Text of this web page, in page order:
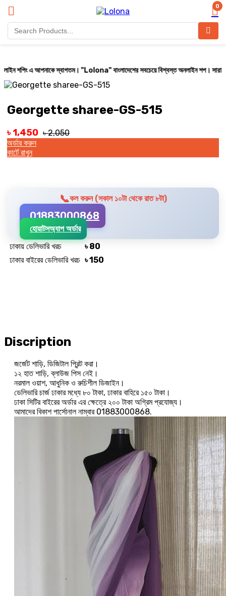
এ আপনাকে স্বাগতম। "Lolona" বাংলাদেশের সবচেয়ে বিশ্বস্ত অনলাইন শপ। সারা
0
Georgette sharee-GS-515
৳ 1,450 ৳ 2,050
অর্ডার করুন
কার্টে রাখুন
📞কল করুন (সকাল ১০টা থেকে রাত ৮টা)
01883000868
হোয়াটসঅ্যাপ অর্ডার
ঢাকায় ডেলিভারি খরচ
৳ 80
ঢাকার বাইরের ডেলিভারি খরচ ৳ 150
Discription
জর্জেট শাড়ি, ডিজিটাল প্রিন্ট করা।
১২ হাত শাড়ি, ব্লাউজ পিস নেই।
নরমাল ওয়াশ, আধুনিক ও রুচিশীল ডিজাইন।
ডেলিভারি চার্জ ঢাকার মধ্যে ৮০ টাকা, ঢাকার বাহিরে ১৫০ টাকা।
ঢাকা সিটির বাইরের অর্ডার এর ক্ষেত্রে ২০০ টাকা অগ্রিম প্রযোজ্য।
আমাদের বিকাশ পার্সোনাল নাম্বার 01883000868.